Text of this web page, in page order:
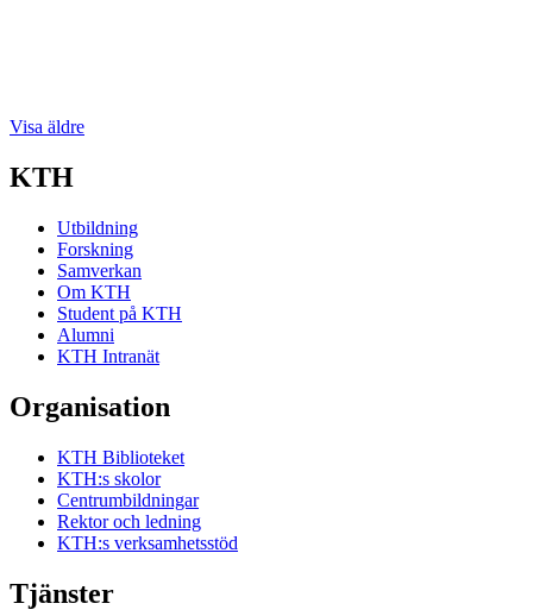
Visa äldre
KTH
Utbildning
Forskning
Samverkan
Om KTH
Student på KTH
Alumni
KTH Intranät
Organisation
KTH Biblioteket
KTH:s skolor
Centrumbildningar
Rektor och ledning
KTH:s verksamhetsstöd
Tjänster